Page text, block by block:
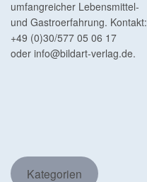
umfangreicher Lebensmittel-
und Gastroerfahrung. Kontakt:
+49 (0)30/577 05 06 17
oder info@bildart-verlag.de.
Kategorien